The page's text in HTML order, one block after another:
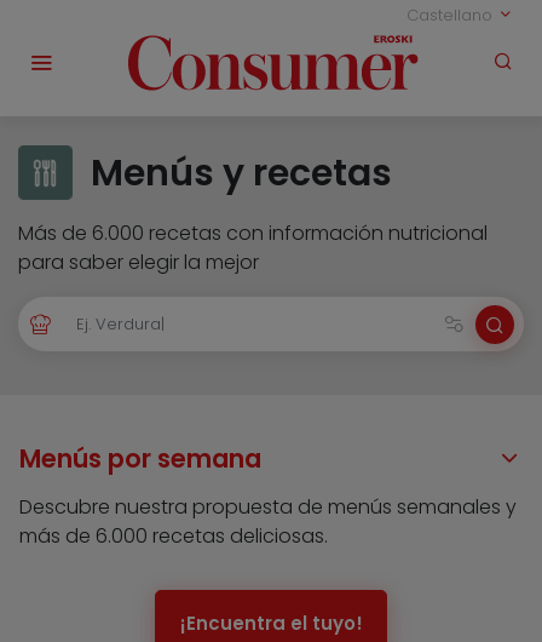
Castellano
Menús y recetas
Más de 6.000 recetas con información nutricional
para saber elegir la mejor
Menús por semana
Descubre nuestra propuesta de menús semanales y
más de 6.000 recetas deliciosas.
¡Encuentra el tuyo!